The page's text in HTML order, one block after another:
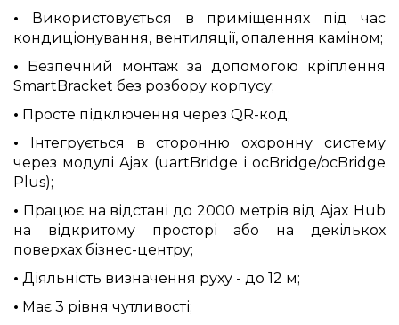
•
Використовується в приміщеннях під час
кондиціонування, вентиляції, опалення каміном;
•
Безпечний монтаж за допомогою кріплення
SmartBracket без розбору корпусу;
• Просте підключення через QR-код;
•
нтегрується в сторонню охоронну систему
через модулі Ajax (uartBridge і ocBridge/ocBridge
Plus);
• Працює на відстані до 2000 метрів від Ajax Hub
на відкритому просторі або на декількох
поверхах бізнес-центру;
• Діяльність визначення руху - до 12 м;
• Має 3 рівня чутливості;